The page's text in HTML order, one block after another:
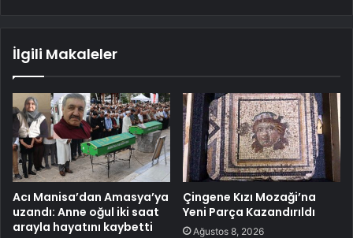
İlgili Makaleler
Acı Manisa’dan Amasya’ya
uzandı: Anne oğul iki saat
arayla hayatını kaybetti
Çingene Kızı Mozaği’na
Yeni Parça Kazandırıldı
Ağustos 8, 2026